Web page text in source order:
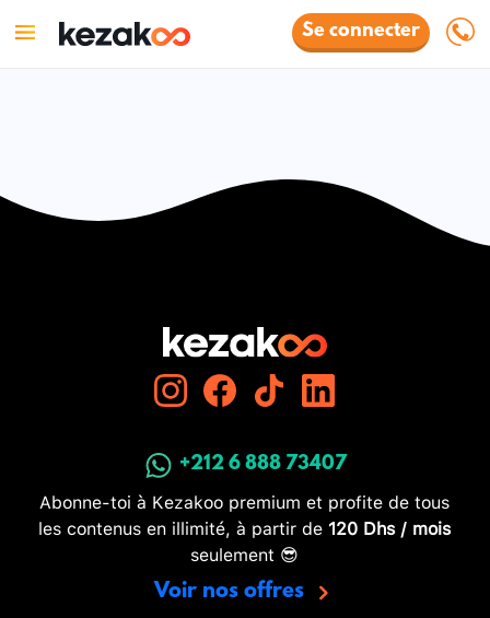
Se connecter
+212 6 888 73407
Abonne-toi à Kezakoo premium et profite de tous
les contenus en illimité, à partir de 120 Dhs / mois
seulement 😎
Voir nos offres